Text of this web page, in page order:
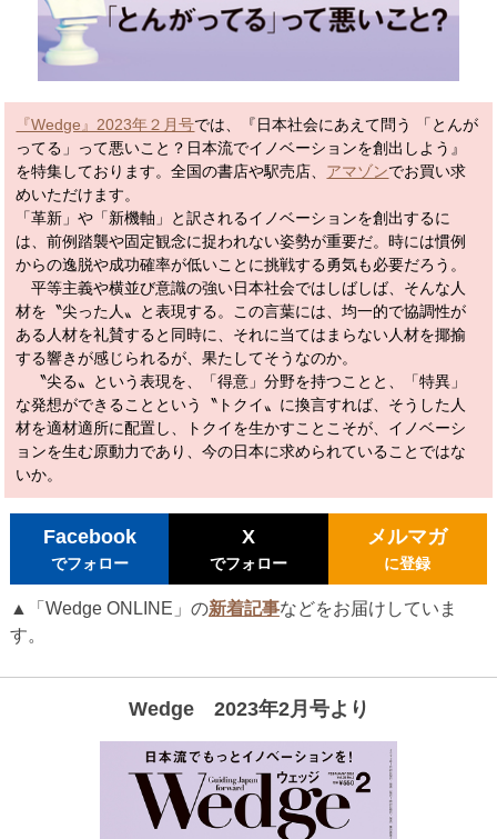
『Wedge』2023年２月号では、『日本社会にあえて問う 「とんが
ってる」って悪いこと？日本流でイノベーションを創出しよう』
を特集しております。全国の書店や駅売店、 アマゾンでお買い求
めいただけます。
「革新」や「新機軸」と訳されるイノベーションを創出するに
は、前例踏襲や固定観念に捉われない姿勢が重要だ。時には慣例
からの逸脱や成功確率が低いことに挑戦する勇気も必要だろう。
平等主義や横並び意識の強い日本社会ではしばしば、そんな人
材を〝尖った人〟と表現する。この言葉には、均一的で協調性が
ある人材を礼賛すると同時に、それに当てはまらない人材を揶揄
する響きが感じられるが、果たしてそうなのか。
〝尖る〟という表現を、「得意」分野を持つことと、「特異」
な発想ができることという〝トクイ〟に換言すれば、そうした人
材を適材適所に配置し、トクイを生かすことこそが、イノベーシ
ョンを生む原動力であり、今の日本に求められていることではな
いか。
Facebook
でフォロー
X
でフォロー
メルマガ
に登録
▲「Wedge ONLINE」の新着記事などをお届けしていま
す。
Wedge 2023年2月号より